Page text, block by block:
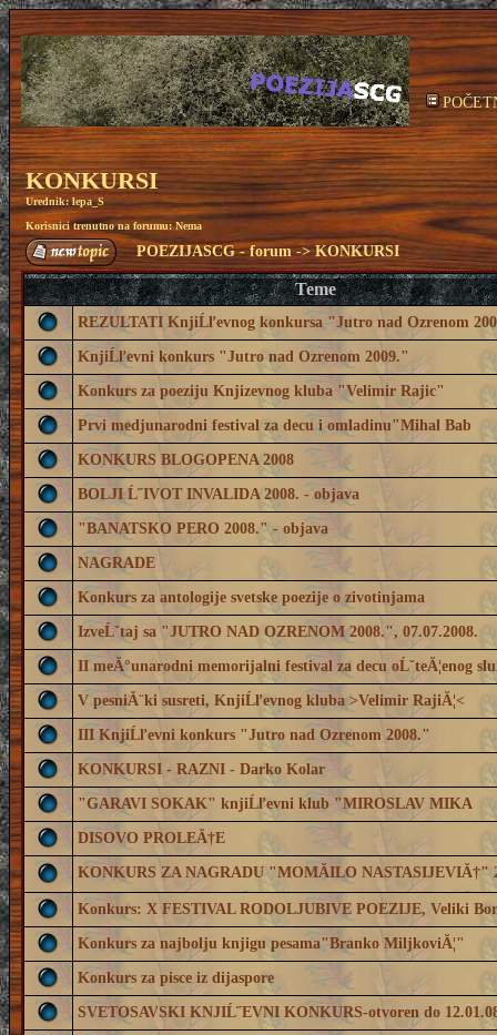
KONKURSI
Urednik:lepa_S
Korisnici trenutno na forumu: Nema
POEZIJASCG - forum->KONKURSI
Teme
REZULTATI KnjiĹľevnog konkursa "Jutro nad Ozrenom
KnjiĹľevni konkurs "Jutro nad Ozrenom 2009."
Konkurs za poeziju Knjizevnog kluba "Velimir Rajic"
Prvi medjunarodni festival za decu i omladinu"Mihal Bab
KONKURS BLOGOPENA 2008
BOLJI Ĺ˝IVOT INVALIDA 2008. - objava
"BANATSKO PERO 2008." - objava
NAGRADE
Konkurs za antologije svetske poezije o zivotinjama
IzveĹˇtaj sa "JUTRO NAD OZRENOM 2008.", 07.07.2008.
II meĂ°unarodni memorijalni festival za decu oĹˇteĂ¦enog
V pesniĂ¨ki susreti, KnjiĹľevnog kluba >Velimir RajiĂ¦<
III KnjiĹľevni konkurs "Jutro nad Ozrenom 2008."
KONKURSI - RAZNI - Darko Kolar
"GARAVI SOKAK" knjiĹľevni klub "MIROSLAV MIKA
DISOVO PROLEĂ†E
KONKURS ZA NAGRADU "MOMĂILO NASTASIJEVIĂ†"
Konkurs: X FESTIVAL RODOLJUBIVE POEZIJE, Veliki
Konkurs za najbolju knjigu pesama"Branko MiljkoviĂ¦"
Konkurs za pisce iz dijaspore
SVETOSAVSKI KNJIĹ˝EVNI KONKURS-otvoren do